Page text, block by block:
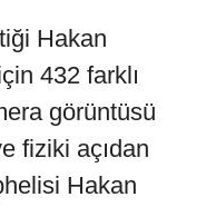
Hakan
432 farklı
görüntüsü
fiziki açıdan
Hakan